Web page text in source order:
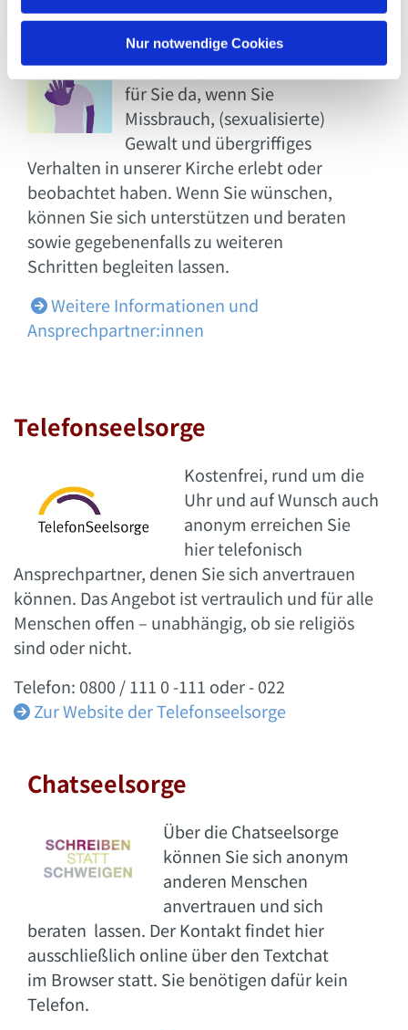
Nur notwendige Cookies
Unsere
Ansprechpartner:innen sind
für Sie da, wenn Sie
Missbrauch, (sexualisierte)
Gewalt und übergriffiges
Verhalten in unserer Kirche erlebt oder
beobachtet haben. Wenn Sie wünschen,
können Sie sich unterstützen und beraten
sowie gegebenenfalls zu weiteren
Schritten begleiten lassen.
 Weitere Informationen und
Ansprechpartner:innen
Telefonseelsorge
Kostenfrei, rund um die
Uhr und auf Wunsch auch
anonym erreichen Sie
hier telefonisch
Ansprechpartner, denen Sie sich anvertrauen
können. Das Angebot ist vertraulich und für alle
Menschen offen – unabhängig, ob sie religiös
sind oder nicht.
Telefon: 0800 / 111 0 -111 oder - 022
 Zur Website der Telefonseelsorge
Chatseelsorge
Über die Chatseelsorge
können Sie sich anonym
anderen Menschen
anvertrauen und sich
beraten lassen. Der Kontakt findet hier
ausschließlich online über den Textchat
im Browser statt. Sie benötigen dafür kein
Telefon.